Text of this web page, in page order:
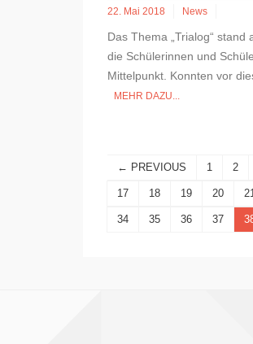
22. Mai 2018 News
Das Thema „Trialog“
die Schülerinnen und
Mittelpunkt. Konnten vor
MEHR DAZU...
← PREVIOUS 1 2
17 18 19 20 21
34 35 36 37